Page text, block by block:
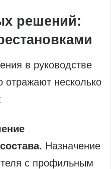
решений:
в руководстве
отражают несколько
Назначение
с профильным